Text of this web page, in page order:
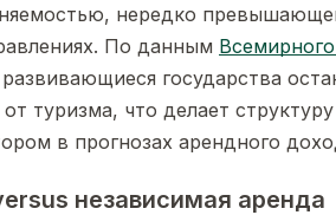
нередко
По данным
государства
туризма, что делает
в прогнозах арендного
независимая аренда